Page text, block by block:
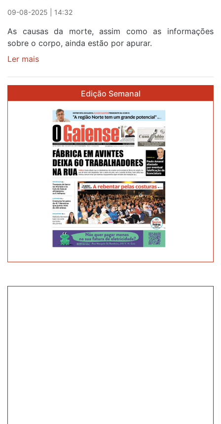
09-08-2025 | 14:32
As causas da morte, assim como as informações
sobre o corpo, ainda estão por apurar.
Ler mais
encontrado
praia
Valadares
Edição Semanal